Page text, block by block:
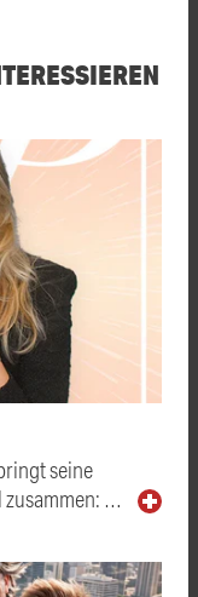
seine
zusammen: …